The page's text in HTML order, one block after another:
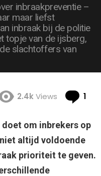
inbraakpreventie –
maar liefst
inbraak bij de politie
topje van de ijsberg,
slachtoffers van
2.4kViews 1
om inbrekers op
altijd voldoende
prioriteit te geven.